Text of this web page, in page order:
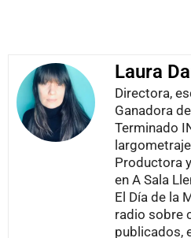
Laura
Directora,
Ganadora
Terminado
Productora
en A Sala
El Día de la
radio sobre
publicados,